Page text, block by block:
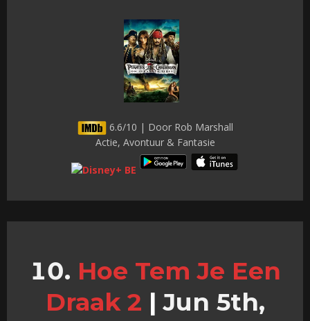
6.6/10 | Door Rob Marshall
Actie, Avontuur & Fantasie
Hoe Tem Je Een
Draak 2 | Jun 5th,